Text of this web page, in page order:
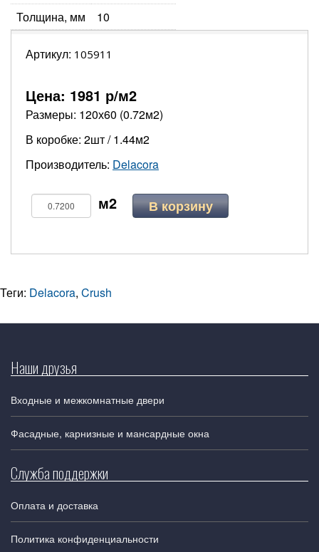
Толщина, мм
10
Артикул: 105911
Цена: 1981 р/м2
Размеры: 120х60 (0.72м2)
В коробке: 2шт / 1.44м2
Производитель: Delacora
В корзину
Теги: Delacora, Crush
Наши друзья
Входные и межкомнатные двери
Фасадные, карнизные и мансардные окна
Служба поддержки
Оплата и доставка
Политика конфиденциальности